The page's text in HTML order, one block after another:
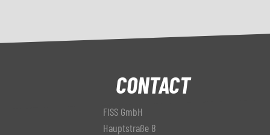
CONTACT
FISS GmbH
Hauptstraße 8